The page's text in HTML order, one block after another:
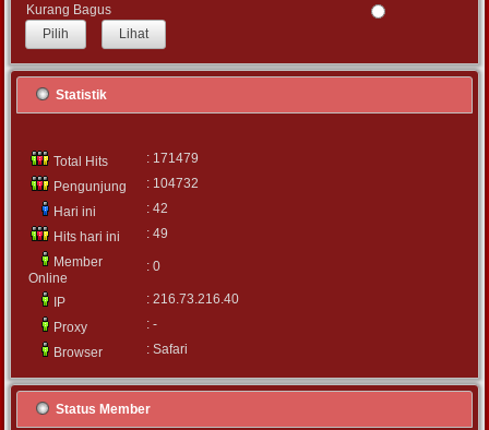
Kurang Bagus
Lihat
Statistik
Total Hits
: 171479
Pengunjung
: 104732
Hari ini
: 42
Hits hari ini
: 49
Member
Online
: 0
IP
: 216.73.216.40
Proxy
: -
Browser
: Safari
Status Member